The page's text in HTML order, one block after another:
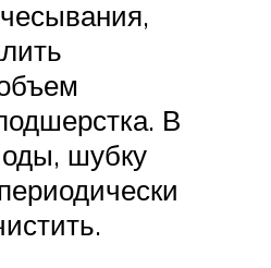
В
шубку